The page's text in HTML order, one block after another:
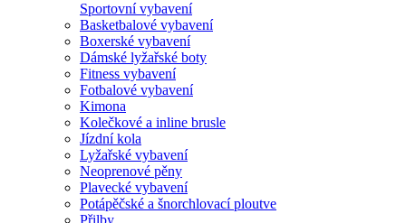
Sportovní vybavení
Basketbalové vybavení
Boxerské vybavení
Dámské lyžařské boty
Fitness vybavení
Fotbalové vybavení
Kimona
Kolečkové a inline brusle
Jízdní kola
Lyžařské vybavení
Neoprenové pěny
Plavecké vybavení
Potápěčské a šnorchlovací ploutve
Přilby